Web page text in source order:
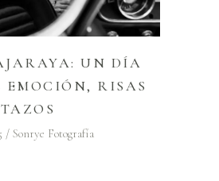
UN DÍA
EMOCIÓN, RISAS
Sonrye Fotografía